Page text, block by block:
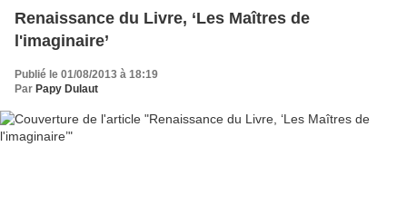
Renaissance du Livre, ‘Les Maîtres de
l'imaginaire’
Publié le 01/08/2013 à 18:19
Par Papy Dulaut